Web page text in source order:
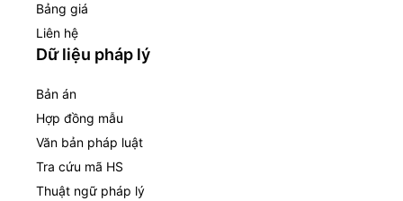
Bảng giá
Liên hệ
Dữ liệu pháp lý
Bản án
Hợp đồng mẫu
Văn bản pháp luật
Tra cứu mã HS
Thuật ngữ pháp lý